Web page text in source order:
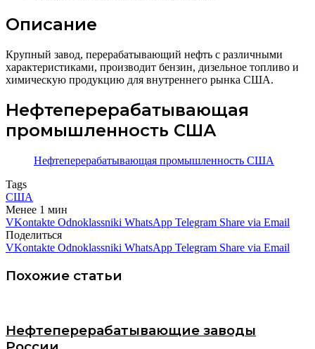
Описание
Крупный завод, перерабатывающий нефть с различными
характеристиками, производит бензин, дизельное топливо и
химическую продукцию для внутреннего рынка США.
Нефтеперерабатывающая
промышленность США
Нефтеперерабатывающая промышленность США
Tags
США
Менее 1 мин
VKontakte Odnoklassniki WhatsApp Telegram Share via Email
Поделиться
VKontakte Odnoklassniki WhatsApp Telegram Share via Email
Похожие статьи
Нефтеперерабатывающие заводы